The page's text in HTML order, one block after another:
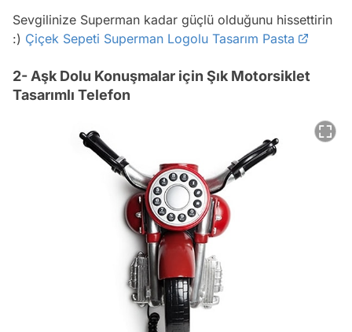
Sevgilinize Superman kadar güçlü olduğunu hissettirin
:) Çiçek Sepeti Superman Logolu Tasarım Pasta
2- Aşk Dolu Konuşmalar için Şık Motorsiklet
Tasarımlı Telefon